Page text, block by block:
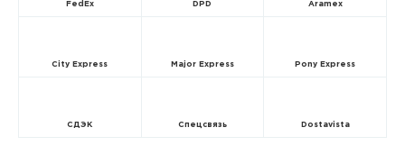
FedEx DPD Aramex
City Express Major Express Pony Express
СДЭК Спецсвязь Dostavista